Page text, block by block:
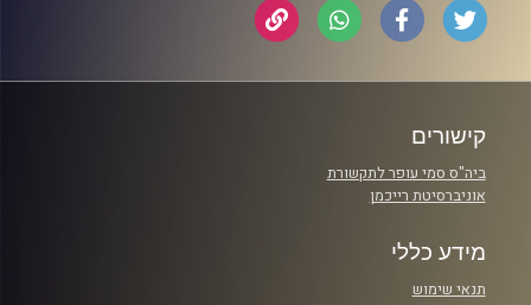
קישורים
ביה"ס סמי עופר לתקשורת
אוניברסיטת רייכמן
מידע כללי
תנאי שימוש